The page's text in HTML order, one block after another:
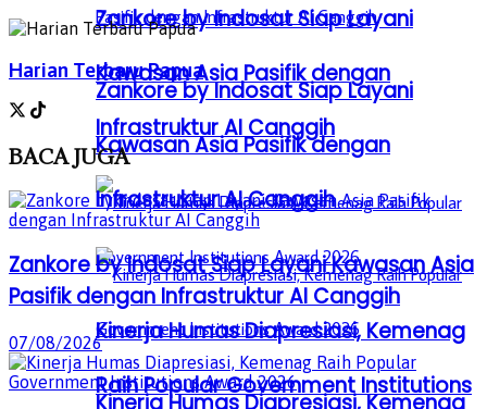
Zankore by Indosat Siap Layani
Kawasan Asia Pasifik dengan
Infrastruktur AI Canggih
Kinerja Humas Diapresiasi, Kemenag
Raih Popular Government Institutions
Zankore by Indosat Siap Layani
Kawasan Asia Pasifik dengan
Infrastruktur AI Canggih
Kinerja Humas Diapresiasi, Kemenag
Harian Terbaru Papua
BACAJUGA
Zankore by Indosat Siap Layani Kawasan Asia
Pasifik dengan Infrastruktur AI Canggih
07/08/2026